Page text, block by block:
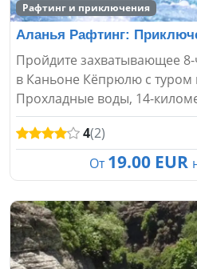
Рафтинг и приключения
Аланья Рафтинг:
Пройдите захватывающее
в Каньоне Кёпрюлю с туром
Прохладные воды, 14-
4(2)
От 19.00 EUR